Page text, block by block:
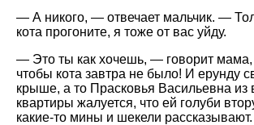
— А никого, — отвечает мальчик. —
кота прогоните, я тоже от вас уйду.
— Это ты как хочешь, — говорит
чтобы кота завтра не было! И ерунду
крыше, а то Прасковья Васильевна из
квартиры жалуется, что ей голуби
какие-то мины и шекели рассказывают.